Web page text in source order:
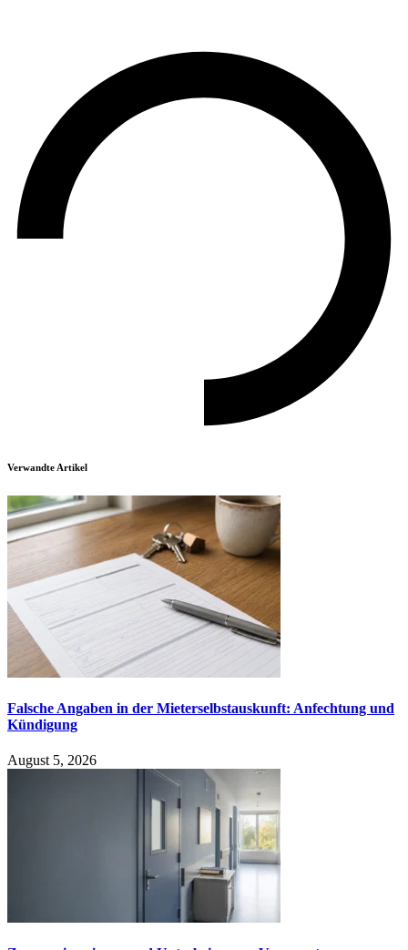
Verwandte Artikel
Falsche Angaben in der Mieterselbstauskunft: Anfechtung und
Kündigung
August 5, 2026